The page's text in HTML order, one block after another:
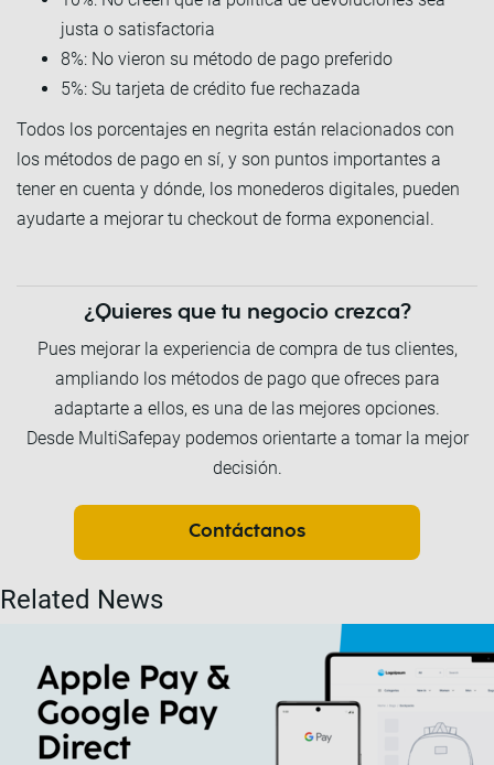
justa o satisfactoria
8%: No vieron su método de pago preferido
5%: Su tarjeta de crédito fue rechazada
Todos los porcentajes en negrita están relacionados con
los métodos de pago en sí, y son puntos importantes a
tener en cuenta y dónde, los monederos digitales, pueden
ayudarte a mejorar tu checkout de forma exponencial.
¿Quieres que tu negocio crezca?
Pues mejorar la experiencia de compra de tus clientes,
ampliando los métodos de pago que ofreces para
adaptarte a ellos, es una de las mejores opciones.
Desde MultiSafepay podemos orientarte a tomar la mejor
decisión.
Contáctanos
Related News